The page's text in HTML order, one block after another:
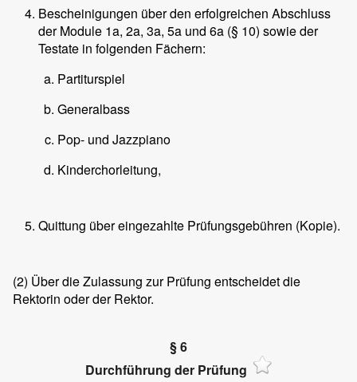
Bescheinigungen über den erfolgreichen Abschluss
der Module 1a, 2a, 3a, 5a und 6a (§ 10) sowie der
Testate in folgenden Fächern:
Partiturspiel
Generalbass
Pop- und Jazzpiano
Kinderchorleitung,
Quittung über eingezahlte Prüfungsgebühren (Kopie).
(2) Über die Zulassung zur Prüfung entscheidet die
Rektorin oder der Rektor.
§ 6
Durchführung der Prüfung